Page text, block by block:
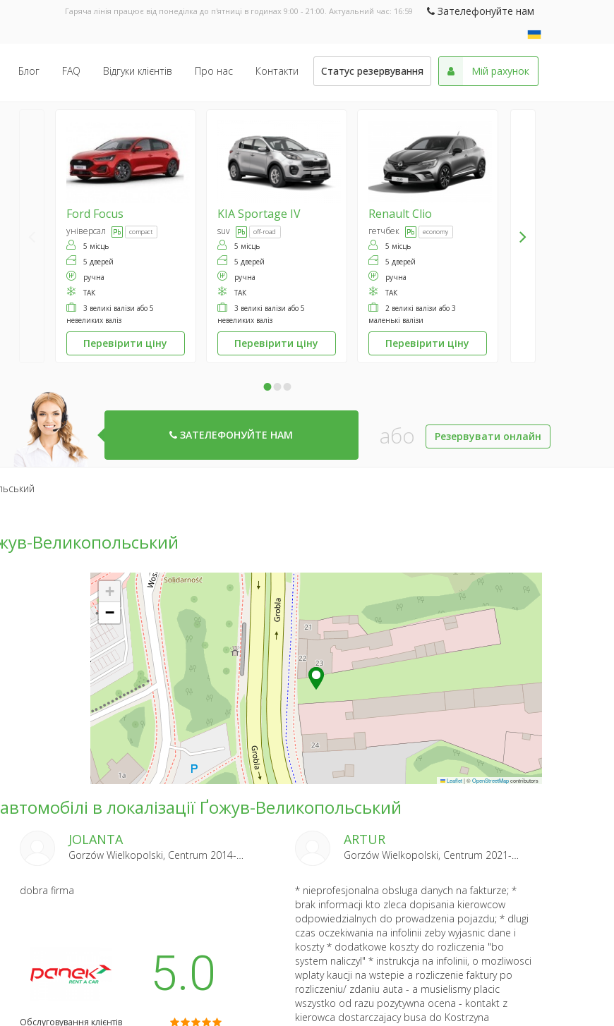
Гаряча лінія працює від понеділка до п'ятниці в годинах 9:00 - 21:00. Актуальний час: 16:59 Зателефонуйте нам
Блог FAQ Відгуки клієнтів Про нас Контакти Статус резервування Мій рахунок
Ford Focus
універсал compact
5 місць
5 дверей
ручна
ТАК
3 великі валізи або 5
невеликих валіз
Перевірити ціну
KIASportage IV
suv off-road
5 місць
5 дверей
ручна
ТАК
3 великі валізи або 5
невеликих валіз
Перевірити ціну
RenaultClio
гетчбек economy
5 місць
5 дверей
ручна
ТАК
2 великі валізи або 3
маленькі валізи
Перевірити ціну
•••
ЗАТЕЛЕФОНУЙТЕ НАМ або Резервувати онлайн
Великопольський
+
−
Leaflet|©OpenStreetMapcontributors
в локалізації Ґожув-Великопольський
JOLANTA
dobra firma
5.0
Обслуговування клієнтів
ARTUR
* nieprofesjonalna obsluga danych na fakturze; *
brak informacji kto zleca dopisania kierowcow
odpowiedzialnych do prowadzenia pojazdu; * dlugi
czas oczekiwania na infolinii zeby wyjasnic dane i
koszty * dodatkowe koszty do rozliczenia "bo
system naliczyl" * instrukcja na infolinii, o mozliwosci
wplaty kaucji na wstepie a rozliczenie faktury po
rozliczeniu/ zdaniu auta - a musielismy placic
wszystko od razu pozytywna ocena - kontakt z
kierowca dostarczajacy busa do Kostrzyna